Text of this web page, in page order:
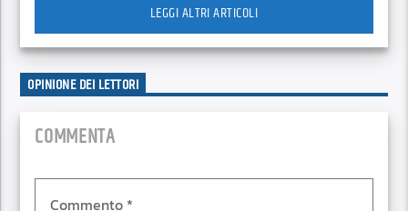
LEGGI ALTRI ARTICOLI
OPINIONE DEI LETTORI
COMMENTA